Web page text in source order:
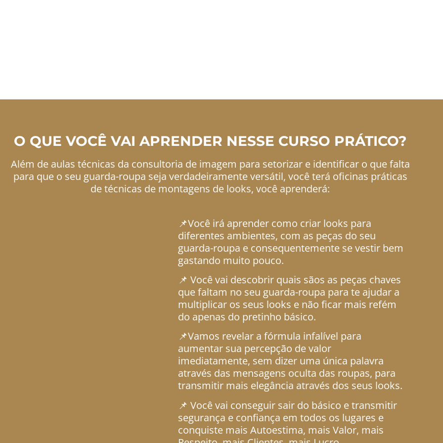
O QUE VOCÊ VAI APRENDER NESSE CURSO PRÁTICO?
Além de aulas técnicas da consultoria de imagem para setorizar e identificar o que falta
para que o seu guarda-roupa seja verdadeiramente versátil, você terá oficinas práticas
de técnicas de montagens de looks, você aprenderá:
📌Você irá aprender como criar looks para
diferentes ambientes, com as peças do seu
guarda-roupa e consequentemente se vestir bem
gastando muito pouco.
📌 Você vai descobrir quais sãos as peças chaves
que faltam no seu guarda-roupa para te ajudar a
multiplicar os seus looks e não ficar mais refém
do apenas do pretinho básico.
📌Vamos revelar a fórmula infalível para
aumentar sua percepção de valor
imediatamente, sem dizer uma única palavra
através das mensagens oculta das roupas, para
transmitir mais elegância através dos seus looks.
📌 Você vai conseguir sair do básico e transmitir
segurança e confiança em todos os lugares e
conquiste mais Autoestima, mais Valor, mais